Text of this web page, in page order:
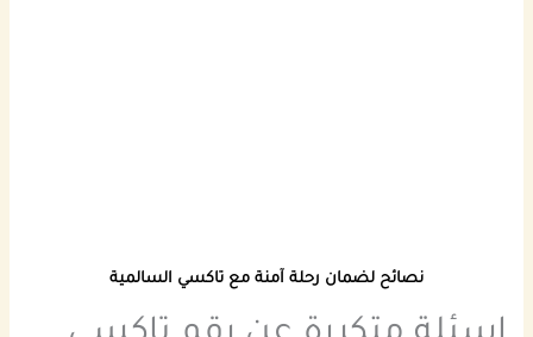
نصائح لضمان رحلة آمنة مع تاكسي السالمية